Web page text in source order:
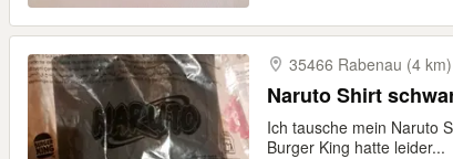
35466 Rabenau (4 km)
Naruto Shirt
Ich tausche mein Naruto
Burger King hatte leider...